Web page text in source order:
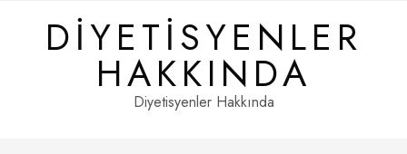
DIYETISYENLER
HAKKINDA
Diyetisyenler Hakkında